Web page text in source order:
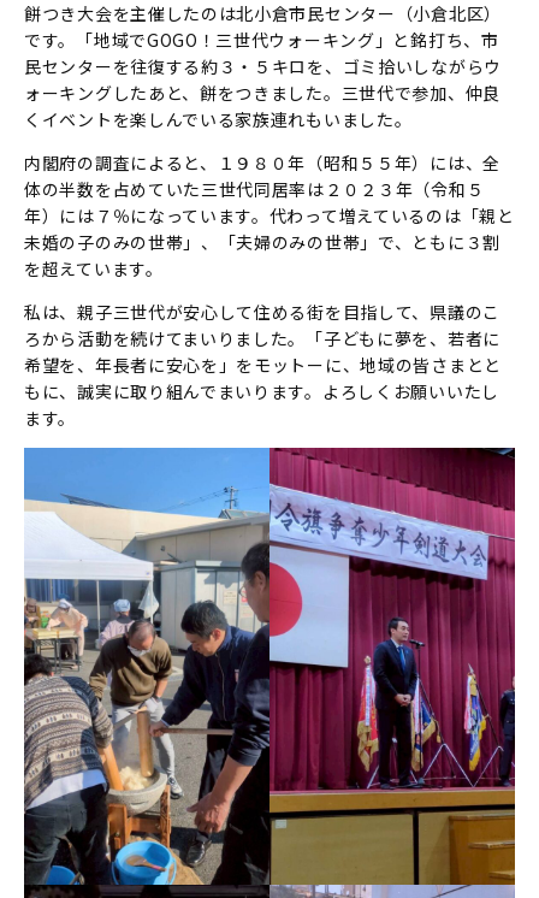
餅つき大会を主催したのは北小倉市民センター（小倉北区）
です。「地域でGOGO！三世代ウォーキング」と銘打ち、市
民センターを往復する約３・５キロを、ゴミ拾いしながらウ
ォーキングしたあと、餅をつきました。三世代で参加、仲良
くイベントを楽しんでいる家族連れもいました。
内閣府の調査によると、１９８０年（昭和５５年）には、全
体の半数を占めていた三世代同居率は２０２３年（令和５
年）には７％になっています。代わって増えているのは「親と
未婚の子のみの世帯」、「夫婦のみの世帯」で、ともに３割
を超えています。
私は、親子三世代が安心して住める街を目指して、県議のこ
ろから活動を続けてまいりました。「子どもに夢を、若者に
希望を、年長者に安心を」をモットーに、地域の皆さまとと
もに、誠実に取り組んでまいります。よろしくお願いいたし
ます。